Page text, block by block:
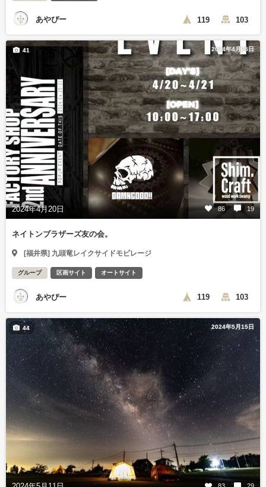
あやぴー 119 103
2024年4月25日
2024年4月20日 86 19
41
ネイトンブラザーズ友の会。
[福井県] 九頭竜レイクサイドモビレージ
グループ 区画サイト オートサイト
あやぴー 119 103
2024年5月15日
44